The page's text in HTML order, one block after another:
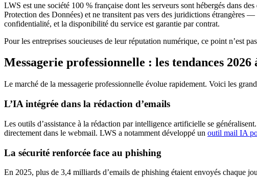
LWS est une société 100 % française dont les serveurs sont hébergés dans
Protection des Données) et ne transitent pas vers des juridictions étrangères
confidentialité, et la disponibilité du service est garantie par contrat.
Pour les entreprises soucieuses de leur réputation numérique, ce point n’est
Messagerie professionnelle : les tendances
Le marché de la messagerie professionnelle évolue rapidement. Voici les
L’IA intégrée dans la rédaction d’emails
Les outils d’assistance à la rédaction par intelligence artificielle se
directement dans le webmail. LWS a notamment développé un outil mail IA
La sécurité renforcée face au phishing
En 2025, plus de 3,4 milliards d’emails de phishing étaient envoyés chaque